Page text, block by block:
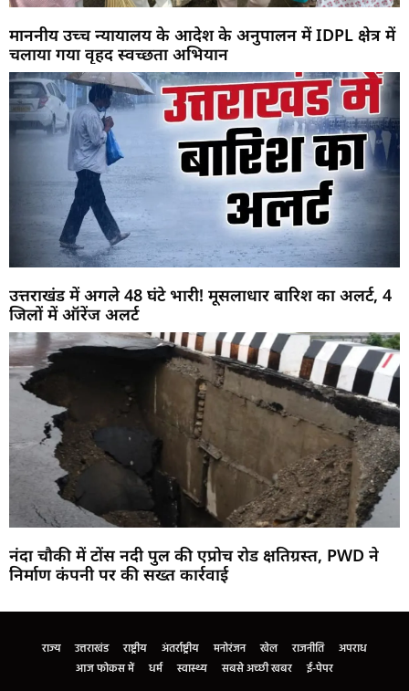
माननीय उच्च न्यायालय के आदेश के अनुपालन में IDPL क्षेत्र में
चलाया गया वृहद स्वच्छता अभियान
उत्तराखंड में अगले 48 घंटे भारी! मूसलाधार बारिश का अलर्ट, 4
जिलों में ऑरेंज अलर्ट
नंदा चौकी में टोंस नदी पुल की एप्रोच रोड क्षतिग्रस्त, PWD ने
निर्माण कंपनी पर की सख्त कार्रवाई
राज्य उत्तराखंड राष्ट्रीय अंतर्राष्ट्रीय मनोरंजन खेल राजनीति
अपराध
आज फोकस में
धर्म स्वास्थ्य सबसे अच्छी खबर ई-पेपर